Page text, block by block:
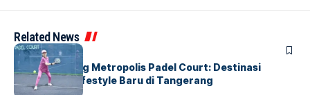
Related News
BERITAHOME
Grand Opening Metropolis Padel Court: Destinasi
Olahraga & Lifestyle Baru di Tangerang